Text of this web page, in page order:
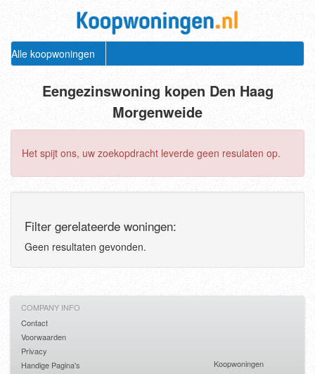
Alle koopwoningen
Eengezinswoning kopen Den Haag
Morgenweide
Het spijt ons, uw zoekopdracht leverde geen resulaten op.
Filter gerelateerde woningen:
Geen resultaten gevonden.
COMPANY INFO
Contact
Voorwaarden
Privacy
Handige Pagina's
Koopwoningen